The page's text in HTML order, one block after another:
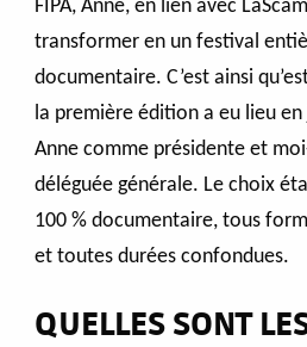
FIPA, Anne, en lien avec
transformer en un festival
documentaire. C’est ainsi
la première édition a eu lieu
Anne comme présidente et
déléguée générale. Le choix
100 % documentaire, tous
et toutes durées confondues.
QUELLES SONT